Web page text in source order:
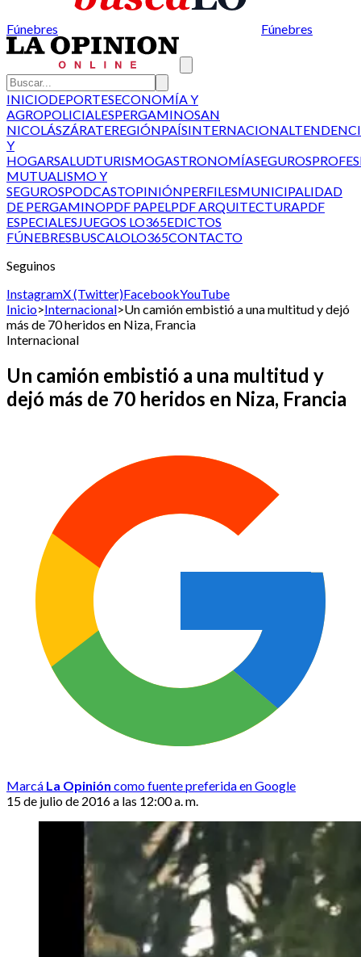
Fúnebres Fúnebres
INICIODEPORTESECONOMÍA Y
AGROPOLICIALESPERGAMINOSAN
NICOLÁSZÁRATEREGIÓNPAÍSINTERNACIONAL
Y
HOGARSALUDTURISMOGASTRONOMÍASEGUROS
MUTUALISMO Y
SEGUROSPODCASTOPINIÓNPERFILESMUNICIPALIDAD
DE PERGAMINOPDF PAPELPDF ARQUITECTURAPDF
ESPECIALESJUEGOS LO365EDICTOS
FÚNEBRESBUSCALOLO365CONTACTO
Seguinos
InstagramX (Twitter)FacebookYouTube
Inicio>Internacional>Un camión embistió a una multitud y dejó
más de 70 heridos en Niza, Francia
Internacional
Un camión embistió a una multitud y
dejó más de 70 heridos en Niza, Francia
Marcá La Opinión como fuente preferida en Google
15 de julio de 2016 a las 12:00 a. m.